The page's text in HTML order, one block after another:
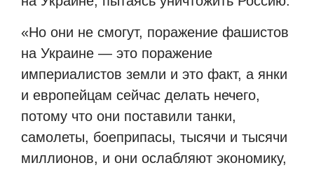
«Но они не смогут, поражение фашистов
на Украине — это поражение
империалистов земли и это факт, а янки
и европейцам сейчас делать нечего,
потому что они поставили танки,
самолеты, боеприпасы, тысячи и тысячи
миллионов, и они ослабляют экономику,